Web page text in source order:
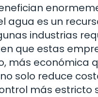
agua es un
industrias
que estas
más económica
solo reduce
más estricto